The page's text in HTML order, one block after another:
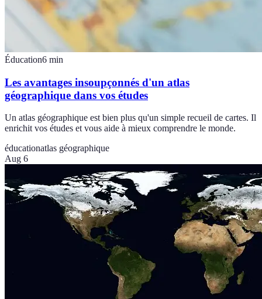
Éducation6 min
Les avantages insoupçonnés d'un atlas
géographique dans vos études
Un atlas géographique est bien plus qu'un simple recueil de cartes. Il
enrichit vos études et vous aide à mieux comprendre le monde.
éducationatlas géographique
Aug 6